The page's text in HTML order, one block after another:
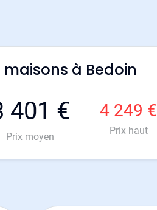
à Bedoin
401 €
Prix moyen
4 249 €
Prix haut